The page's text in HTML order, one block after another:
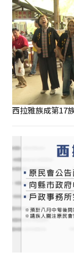
西拉雅族成第17